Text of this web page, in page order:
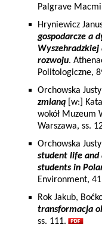
Palgrave
Hryniewicz
gospodarcze a
rozwoju.
Politologiczne,
Orchowska
zmianą [w:]
wokół Muzeum
Warszawa, ss.
Orchowska
student life and
students in
Environment,
Rok Jakub,
transformacja
ss. 111.